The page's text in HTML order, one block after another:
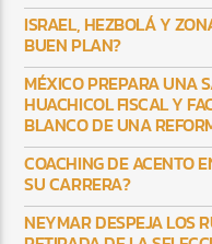
ISRAEL, HEZBOLÁ Y
BUEN PLAN?
MÉXICO PREPARA UNA
HUACHICOL FISCAL Y
BLANCO DE UNA
COACHING DE ACENTO
SU CARRERA?
NEYMAR DESPEJA LOS